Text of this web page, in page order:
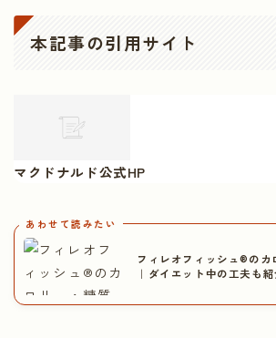
本記事の引用サイト
マクドナルド公式HP
あわせて読みたい
フィレオフィッシュ®のカ
｜ダイエット中の工夫も